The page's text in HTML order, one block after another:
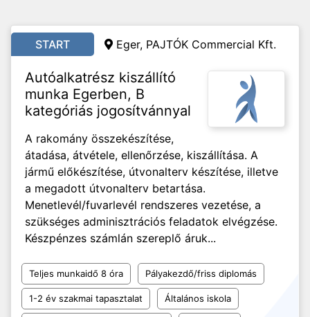
START Eger, PAJTÓK Commercial Kft.
Autóalkatrész kiszállító
munka Egerben, B
kategóriás jogosítvánnyal
A rakomány összekészítése,
átadása, átvétele, ellenőrzése, kiszállítása. A
jármű előkészítése, útvonalterv készítése, illetve
a megadott útvonalterv betartása.
Menetlevél/fuvarlevél rendszeres vezetése, a
szükséges adminisztrációs feladatok elvégzése.
Készpénzes számlán szereplő áruk...
Teljes munkaidő 8 óra Pályakezdő/friss diplomás
1-2 év szakmai tapasztalat Általános iskola